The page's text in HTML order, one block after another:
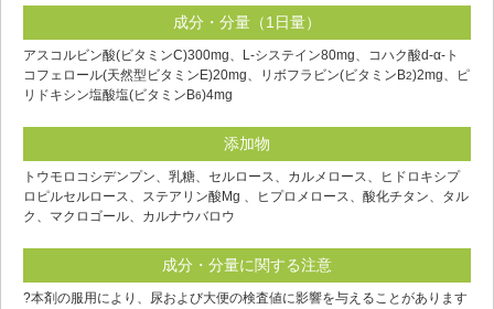
成分・分量（1日量）
アスコルビン酸(ビタミンC)300mg、L-システイン80mg、コハク酸d-α-ト
コフェロール(天然型ビタミンE)20mg、リボフラビン(ビタミンB2)2mg、ピ
リドキシン塩酸塩(ビタミンB6)4mg
添加物
トウモロコシデンプン、乳糖、セルロース、カルメロース、ヒドロキシプ
ロピルセルロース、ステアリン酸Mg 、ヒプロメロース、酸化チタン、タル
ク、マクロゴール、カルナウバロウ
成分・分量に関する注意
?本剤の服用により、尿および大便の検査値に影響を与えることがあります